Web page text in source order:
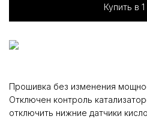
Купить в 1
Прошивка без изменения
Отключен контроль
отключить нижние датчики